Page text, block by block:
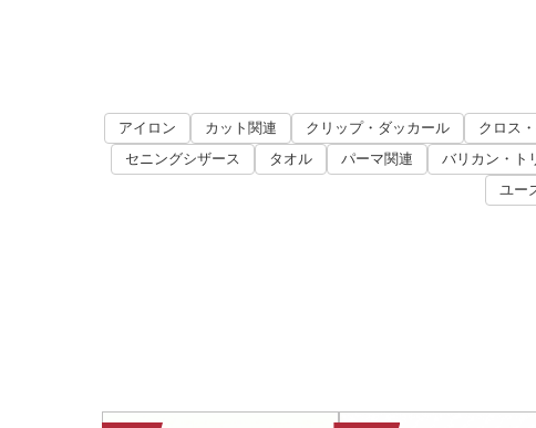
アイロン カット関連 クリップ・ダッカール クロス
セニングシザース
タオル パーマ関連 バリカン・ト
ユー